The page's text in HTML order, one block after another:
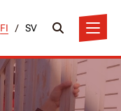
FI / SV